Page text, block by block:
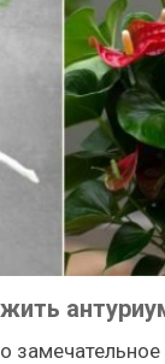
замечательное